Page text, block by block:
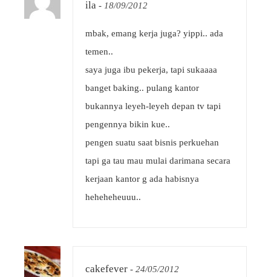
ila - 18/09/2012
mbak, emang kerja juga? yippi.. ada
temen..
saya juga ibu pekerja, tapi sukaaaa
banget baking.. pulang kantor
bukannya leyeh-leyeh depan tv tapi
pengennya bikin kue..
pengen suatu saat bisnis perkuehan
tapi ga tau mau mulai darimana secara
kerjaan kantor g ada habisnya
heheheheuuu..
cakefever - 24/05/2012